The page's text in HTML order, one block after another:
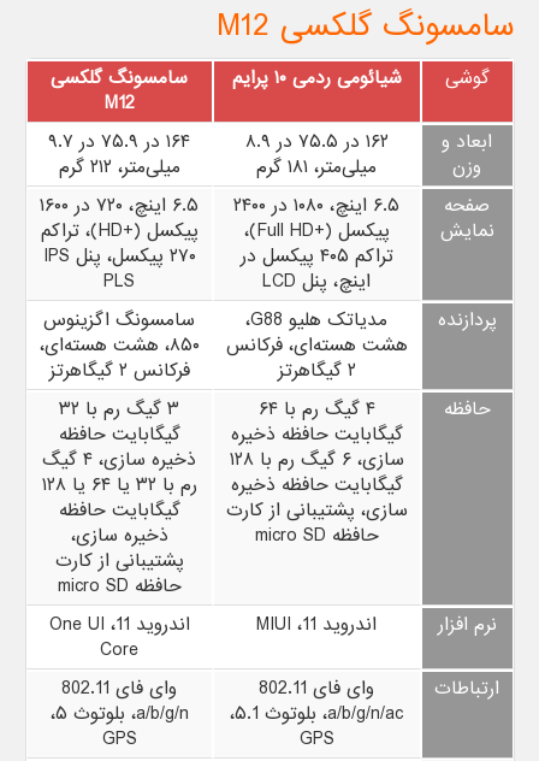
سامسونگ گلکسی M12
گوشی شیائومی ردمی ۱۰ پرایم
سامسونگ گلکسی
M12
ابعاد و
وزن
۱۶۲ در ۷۵.۵ در ۸.۹
میلی‌متر، ۱۸۱ گرم
۱۶۴ در ۷۵.۹ در ۹.۷
میلی‌متر، ۲۱۲ گرم
صفحه
نمایش
۶.۵ اینچ، ۱۰۸۰ در ۲۴۰۰
پیکسل (+Full HD)،
تراکم ۴۰۵ پیکسل در
اینچ، پنل LCD
۶.۵ اینچ، ۷۲۰ در ۱۶۰۰
پیکسل (+HD)، تراکم
۲۷۰ پیکسل، پنل IPS
PLS
پردازنده
مدیاتک هلیو G88،
هشت هسته‌ای، فرکانس
۲ گیگاهرتز
سامسونگ اگزینوس
۸۵۰، هشت هسته‌ای،
فرکانس ۲ گیگاهرتز
حافظه
۴ گیگ رم با ۶۴
گیگابایت حافظه ذخیره
سازی، ۶ گیگ رم با ۱۲۸
گیگابایت حافظه ذخیره
سازی، پشتیبانی از کارت
حافظه micro SD
۳ گیگ رم با ۳۲
گیگابایت حافظه
ذخیره سازی، ۴ گیگ
رم با ۳۲ یا ۶۴ یا ۱۲۸
گیگابایت حافظه
ذخیره سازی،
پشتیبانی از کارت
حافظه micro SD
نرم افزار
اندروید 11، MIUI
اندروید 11، One UI
Core
ارتباطات
وای‌ فای 802.11
a/b/g/n/ac، بلوتوث ۵.1،‌
GPS
وای‌ فای 802.11
a/b/g/n، بلوتوث ۵،‌
GPS